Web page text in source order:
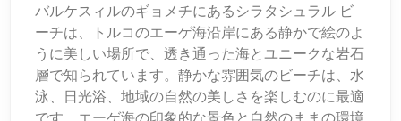
バルケスィルのギョメチにあるシラタシュラル ビ
ーチは、トルコのエーゲ海沿岸にある静かで絵のよ
うに美しい場所で、透き通った海とユニークな岩石
層で知られています。静かな雰囲気のビーチは、水
泳、日光浴、地域の自然の美しさを楽しむのに最適